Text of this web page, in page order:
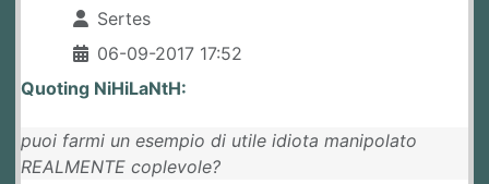
Sertes
06-09-2017 17:52
Quoting NiHiLaNtH:
puoi farmi un esempio di utile idiota manipolato
REALMENTE coplevole?